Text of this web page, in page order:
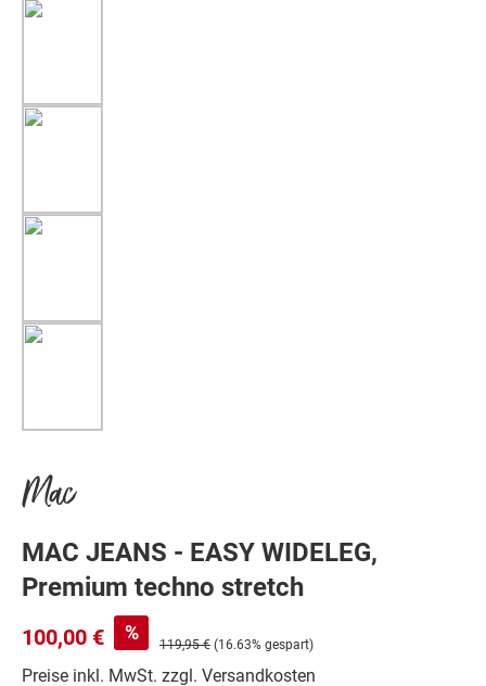
Mac
MAC JEANS - EASY WIDELEG,
Premium techno stretch
100,00 € %
119,95 € (16.63% gespart)
Preise inkl. MwSt. zzgl. Versandkosten